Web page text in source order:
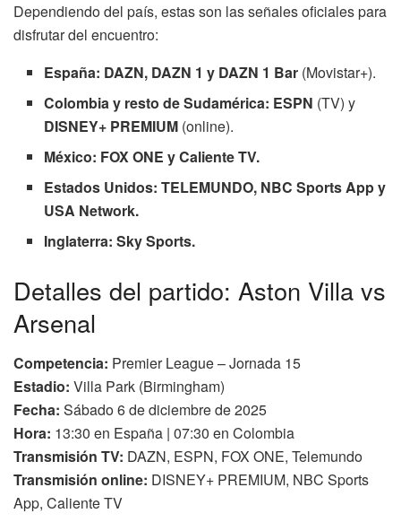
Dependiendo del país, estas son las señales oficiales para
disfrutar del encuentro:
España: DAZN, DAZN 1 y DAZN 1 Bar (Movistar+).
Colombia y resto de Sudamérica: ESPN (TV) y
DISNEY+ PREMIUM (online).
México: FOX ONE yCaliente TV.
Estados Unidos:TELEMUNDO, NBC Sports App y
USA Network.
Inglaterra:Sky Sports.
Detalles del partido: Aston Villa vs
Arsenal
Competencia: Premier League – Jornada 15
Estadio: Villa Park (Birmingham)
Fecha: Sábado 6 de diciembre de 2025
Hora: 13:30 en España | 07:30 en Colombia
Transmisión TV: DAZN, ESPN, FOX ONE, Telemundo
Transmisión online: DISNEY+ PREMIUM, NBC Sports
App, Caliente TV